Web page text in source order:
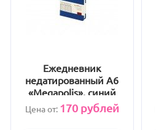
Ежедневник
недатированный А6
«Megapolis», синий
Цена от: 170рублей